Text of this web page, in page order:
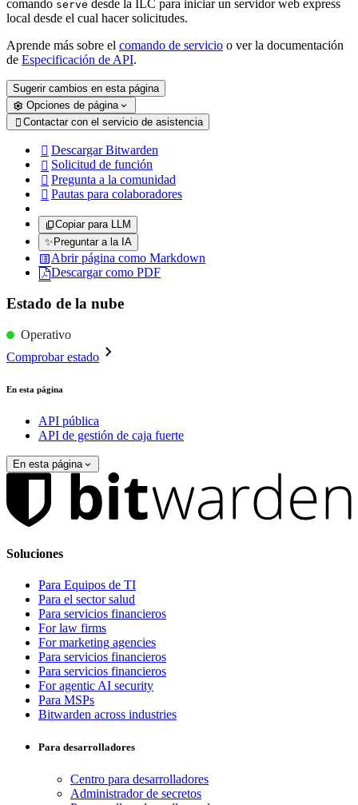
comando serve desde la ILC para iniciar un servidor web express
local desde el cual hacer solicitudes.
Aprende más sobre el comando de servicio o ver la documentación
de Especificación de API.
Sugerir cambios en esta página
Opciones de página
 Contactar con el servicio de asistencia
 Descargar Bitwarden
 Solicitud de función
 Pregunta a la comunidad
 Pautas para colaboradores
Copiar para LLM
✨Preguntar a la IA
Abrir página como Markdown
Descargar como PDF
Estado de la nube
Operativo
Comprobar estado
En esta página
API pública
API de gestión de caja fuerte
En esta página
Soluciones
Para Equipos de TI
Para el sector salud
Para servicios financieros
For law firms
For marketing agencies
Para servicios financieros
Para servicios financieros
For agentic AI security
Para MSPs
Bitwarden across industries
Para desarrolladores
Centro para desarrolladores
Administrador de secretos